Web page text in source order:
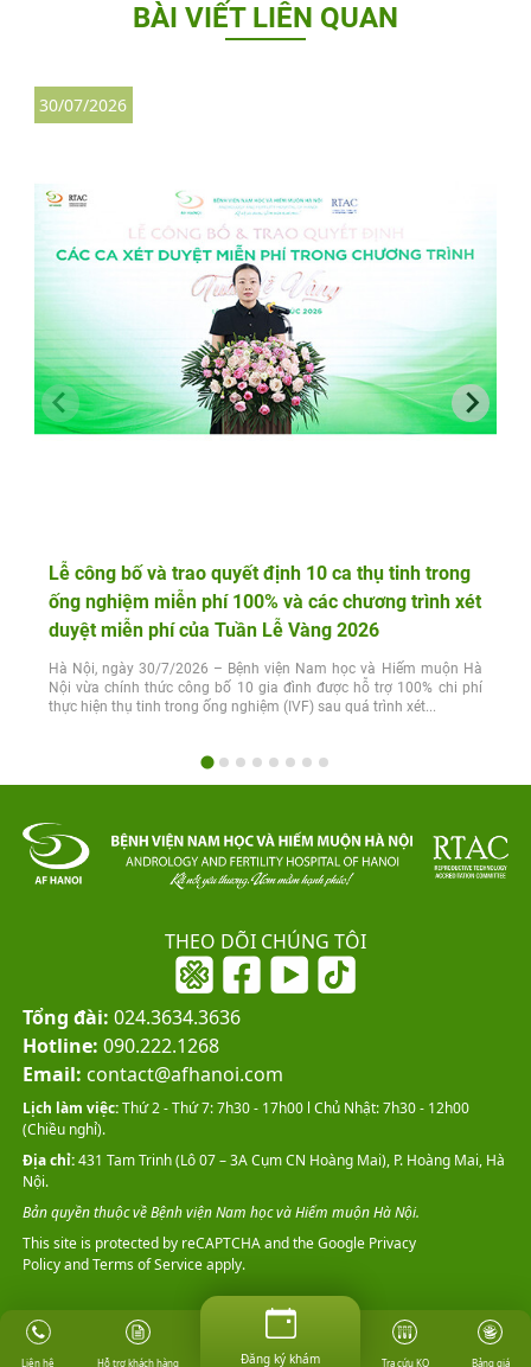
BÀI VIẾT LIÊN QUAN
Lễ công bố và trao quyết định 10 ca thụ tinh trong
ống nghiệm miễn phí 100% và các chương trình xét
duyệt miễn phí của Tuần Lễ Vàng 2026
Hà Nội, ngày 30/7/2026 – Bệnh viện Nam học và Hiếm muộn Hà
Nội vừa chính thức công bố 10 gia đình được hỗ trợ 100% chi phí
thực hiện thụ tinh trong ống nghiệm (IVF) sau quá trình xét...
30/07/2026
THEO DÕI CHÚNG TÔI
Tổng đài: 024.3634.3636
Hotline: 090.222.1268
Email: contact@afhanoi.com
This site is protected by reCAPTCHA and the GooglePrivacy
PolicyandTerms of Serviceapply.
Lịch làm việc:Thứ 2 - Thứ 7: 7h30 - 17h00 l Chủ Nhật: 7h30 - 12h00
(Chiều nghỉ).
Địa chỉ:431 Tam Trinh (Lô 07 – 3A Cụm CN Hoàng Mai), P. Hoàng Mai, Hà
Nội.
Bản quyền thuộc về Bệnh viện Nam học và Hiếm muộn Hà Nội.
Liên hệ Hỗ trợ khách hàng Đăng ký khám Tra cứu KQ Bảng giá